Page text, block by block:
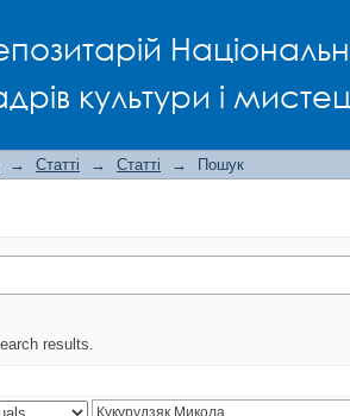
культури і
→ Статті → Статті → Пошук
results.